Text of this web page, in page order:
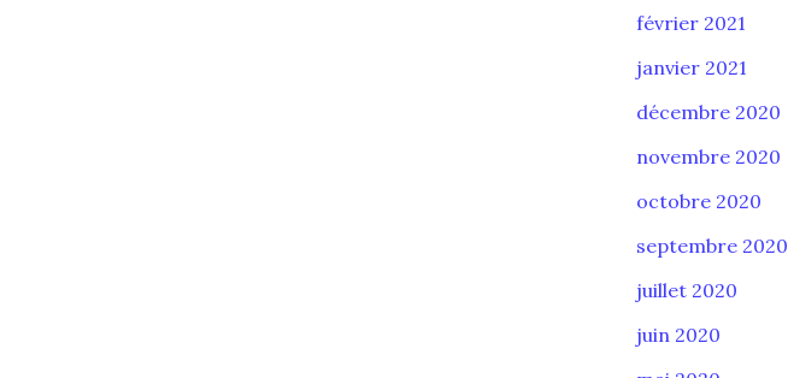
février 2021
janvier 2021
décembre 2020
novembre 2020
octobre 2020
septembre 2020
juillet 2020
juin 2020